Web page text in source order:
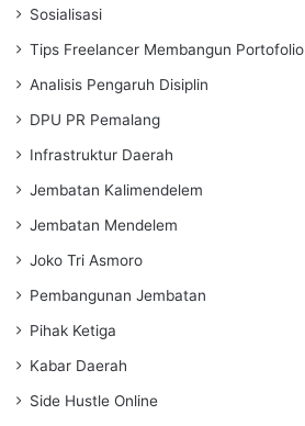
Sosialisasi
Tips Freelancer Membangun Portofolio
Analisis Pengaruh Disiplin
DPU PR Pemalang
Infrastruktur Daerah
Jembatan Kalimendelem
Jembatan Mendelem
Joko Tri Asmoro
Pembangunan Jembatan
Pihak Ketiga
Kabar Daerah
Side Hustle Online